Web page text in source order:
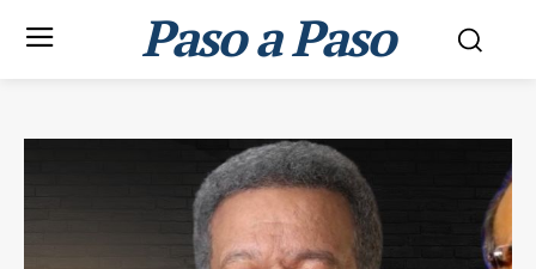
Paso a Paso